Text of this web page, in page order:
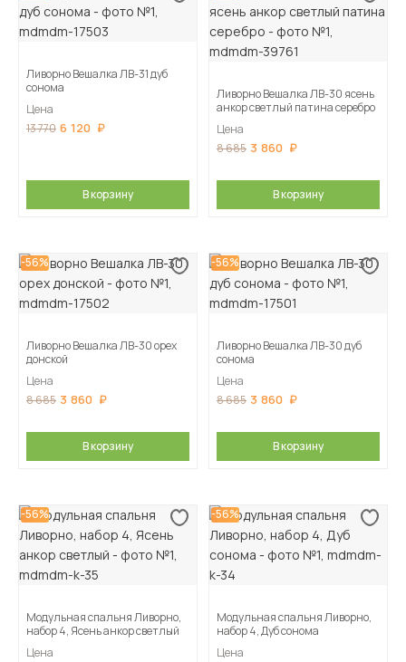
Ливорно Вешалка ЛВ-31 дуб
сонома
Цена
13 770 6 120
В корзину
Ливорно Вешалка ЛВ-30 ясень
анкор светлый патина серебро
Цена
8 685 3 860
В корзину
-56%
Ливорно Вешалка ЛВ-30 орех
донской
Цена
8 685 3 860
В корзину
-56%
Ливорно Вешалка ЛВ-30 дуб
сонома
Цена
8 685 3 860
В корзину
-56%
Модульная спальня Ливорно,
набор 4, Ясень анкор светлый
Цена
-56%
Модульная спальня Ливорно,
набор 4, Дуб сонома
Цена